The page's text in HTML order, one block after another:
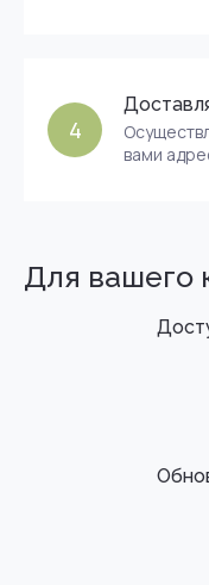
4
вами
Для вашего